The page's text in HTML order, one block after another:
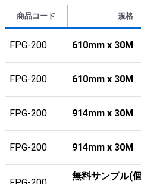
商品コード 規格
FPG-200 610mm x 30M
FPG-200 610mm x 30M
FPG-200 914mm x 30M
FPG-200 914mm x 30M
無料サンプル(